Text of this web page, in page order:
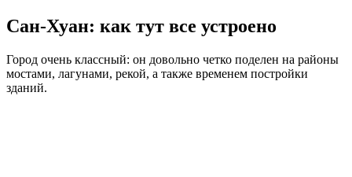
Сан-Хуан: как тут все устроено
Город очень классный: он довольно четко поделен на районы
мостами, лагунами, рекой, а также временем постройки
зданий.